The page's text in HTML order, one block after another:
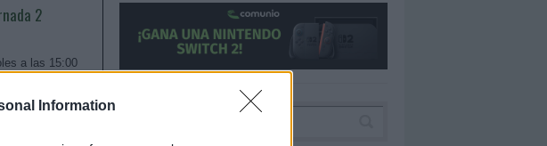
Information
2
a las 15:00
segunda